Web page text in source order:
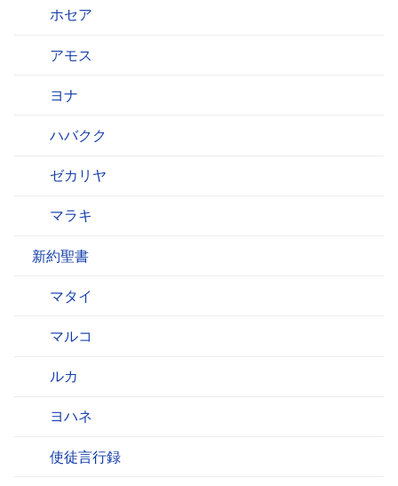
ホセア
アモス
ヨナ
ハバクク
ゼカリヤ
マラキ
新約聖書
マタイ
マルコ
ルカ
ヨハネ
使徒言行録